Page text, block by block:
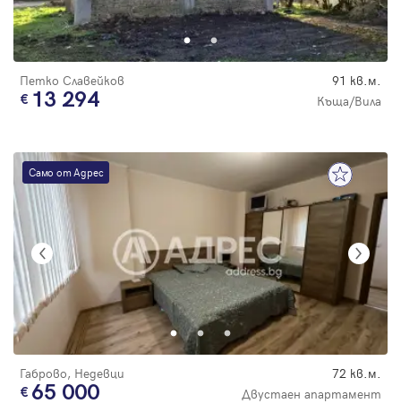
Петко Славейков 91 кв.м.
13 294 Къща/Вила
Само от Адрес
Габрово, Недевци 72 кв.м.
65 000 Двустаен апартамент
Парола
Забравена парола